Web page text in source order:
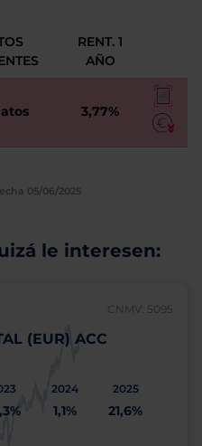
RENT. 1
AÑO
3,77%
05/06/2025
le interesen:
CNMV: 5095
(EUR) ACC
2024
1,1%
2025
21,6%